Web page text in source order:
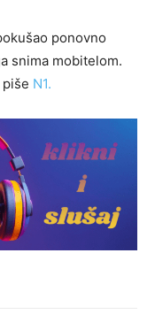
ponovno
snima mobitelom.
N1.